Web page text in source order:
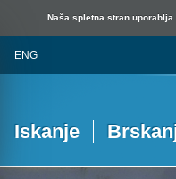
Naša spletna stran
ENG
Iskanje